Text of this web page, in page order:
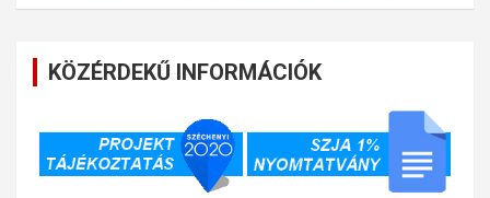
KÖZÉRDEKŰ INFORMÁCIÓK